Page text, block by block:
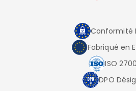
Conformité
Fabriqué en
ISO
DPO